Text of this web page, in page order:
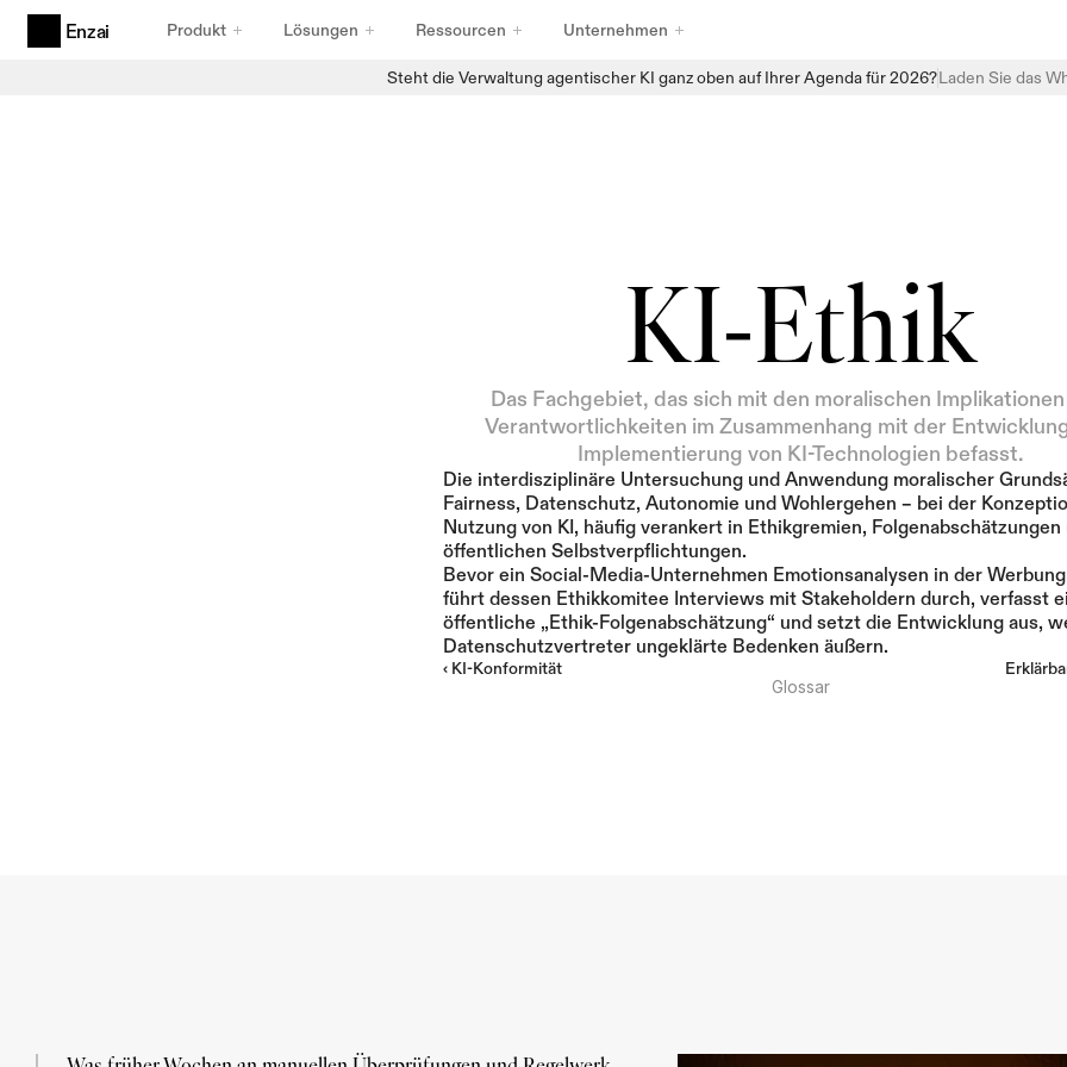
Steht die Verwaltung agentischer KI ganz oben auf Ihrer Agenda für 2026?Laden Sie das
Enzai Produkt Lösungen Ressourcen Unternehmen
Innovation zu verlangsamen.
KI-Ethik
Das Fachgebiet, das sich mit den moralischen
Verantwortlichkeiten im Zusammenhang mit der
Implementierung von KI-Technologien befasst.
Die interdisziplinäre Untersuchung und Anwendung moralischer
Fairness, Datenschutz, Autonomie und Wohlergehen – bei der
Nutzung von KI, häufig verankert in Ethikgremien, Folgenabschätzungen
öffentlichen Selbstverpflichtungen.
Bevor ein Social-Media-Unternehmen Emotionsanalysen in der
führt dessen Ethikkomitee Interviews mit Stakeholdern durch, verfasst
öffentliche „Ethik-Folgenabschätzung“ und setzt die Entwicklung aus,
Datenschutzvertreter ungeklärte Bedenken äußern.
‹ KI-Konformität
Glossar